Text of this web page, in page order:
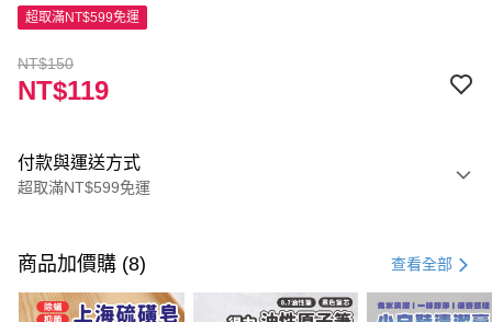
超取滿NT$599免運
NT$150
NT$119
付款與運送方式
超取滿NT$599免運
信用卡一次付款
超商取貨付款
商品加價購 (8) 查看全部